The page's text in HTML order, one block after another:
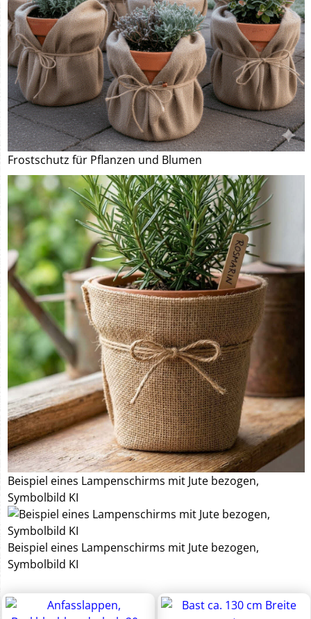
Frostschutz für Pflanzen und Blumen
Beispiel eines Lampenschirms mit Jute bezogen,
Symbolbild KI
Beispiel eines Lampenschirms mit Jute bezogen,
Symbolbild KI